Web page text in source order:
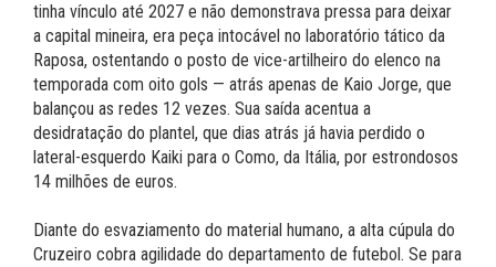
tinha vínculo até 2027 e não demonstrava pressa para deixar
a capital mineira, era peça intocável no laboratório tático da
Raposa, ostentando o posto de vice-artilheiro do elenco na
temporada com oito gols — atrás apenas de Kaio Jorge, que
balançou as redes 12 vezes. Sua saída acentua a
desidratação do plantel, que dias atrás já havia perdido o
lateral-esquerdo Kaiki para o Como, da Itália, por estrondosos
14 milhões de euros.
Diante do esvaziamento do material humano, a alta cúpula do
Cruzeiro cobra agilidade do departamento de futebol. Se para